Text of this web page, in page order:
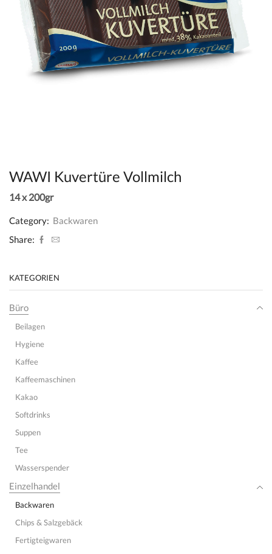
WAWI Kuvertüre Vollmilch
14 x 200gr
Category: Backwaren
Share:
KATEGORIEN
Büro
Beilagen
Hygiene
Kaffee
Kaffeemaschinen
Kakao
Softdrinks
Suppen
Tee
Wasserspender
Einzelhandel
Backwaren
Chips & Salzgebäck
Fertigteigwaren